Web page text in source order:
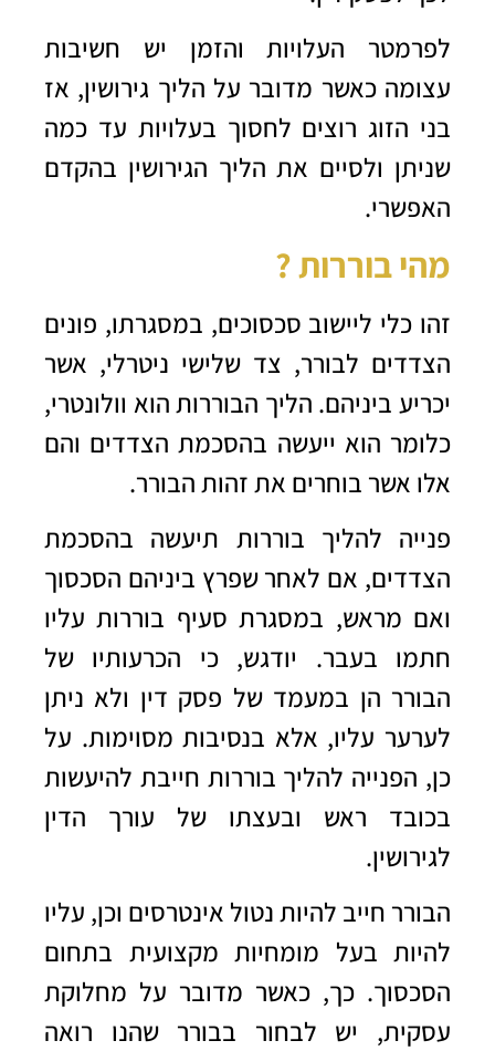
לפרמטר העלויות והזמן יש חשיבות
עצומה כאשר מדובר על הליך גירושין, אז
בני הזוג רוצים לחסוך בעלויות עד כמה
שניתן ולסיים את הליך הגירושין בהקדם
האפשרי.
מהי בוררות ?
זהו כלי ליישוב סכסוכים, במסגרתו, פונים
הצדדים לבורר, צד שלישי ניטרלי, אשר
יכריע ביניהם. הליך הבוררות הוא וולונטרי,
כלומר הוא ייעשה בהסכמת הצדדים והם
אלו אשר בוחרים את זהות הבורר.
פנייה להליך בוררות תיעשה בהסכמת
הצדדים, אם לאחר שפרץ ביניהם הסכסוך
ואם מראש, במסגרת סעיף בוררות עליו
חתמו בעבר. יודגש, כי הכרעותיו של
הבורר הן במעמד של פסק דין ולא ניתן
לערער עליו, אלא בנסיבות מסוימות. על
כן, הפנייה להליך בוררות חייבת להיעשות
בכובד ראש ובעצתו של עורך הדין
לגירושין.
הבורר חייב להיות נטול אינטרסים וכן, עליו
להיות בעל מומחיות מקצועית בתחום
הסכסוך. כך, כאשר מדובר על מחלוקת
עסקית, יש לבחור בבורר שהנו רואה